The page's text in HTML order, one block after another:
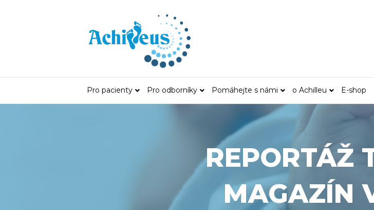
Pro pacienty Pro odborníky Pomáhejte s námi o Achilleu E-shop
REPORTÁŽ
MAGAZÍN